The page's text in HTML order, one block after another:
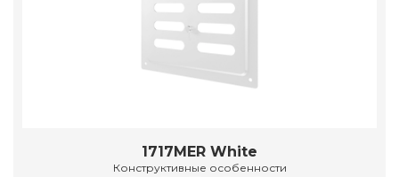
1717MER White
Конструктивные особенности